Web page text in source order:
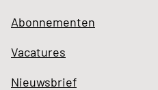
Abonnementen
Vacatures
Nieuwsbrief